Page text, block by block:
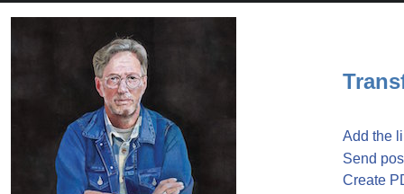
Add the
Send
Create